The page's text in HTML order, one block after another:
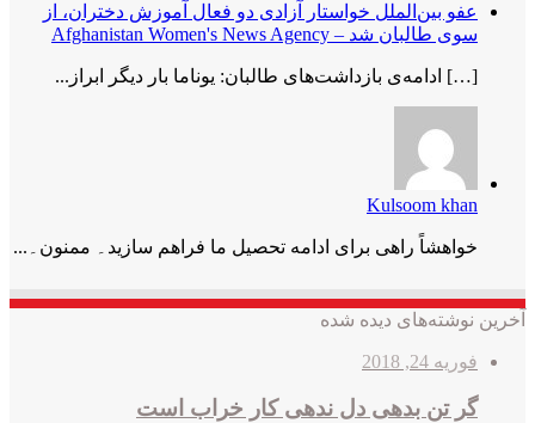
عفو بین‌الملل خواستار آزادی دو فعال آموزش دختران، از
سوی طالبان شد – Afghanistan Women's News Agency
[…] ادامه‌ی بازداشت‌های طالبان: یوناما بار دیگر ابراز...
Kulsoom khan
خواھشاً راھی برای ادامه تحصیل ما فراھم سازید۔ ممنون۔...
آخرین نوشته‌های دیده شده
فوریه 24, 2018
گر تن بدهی دل ندهی کار خراب است